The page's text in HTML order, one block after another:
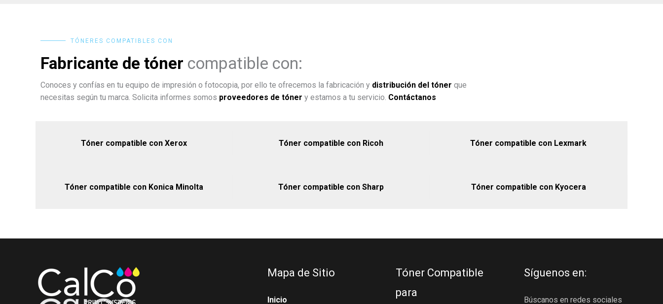
TÓNERES COMPATIBLES CON
Fabricante de tóner compatible con:
Conoces y confías en tu equipo de impresión o fotocopia, por ello te ofrecemos la fabricación y distribución del tóner que
necesitas según tu marca. Solicita informes somos proveedores de tóner y estamos a tu servicio. Contáctanos
Tóner compatible con Xerox Tóner compatible con Ricoh Tóner compatible con Lexmark
Tóner compatible con Konica Minolta Tóner compatible con Sharp Tóner compatible con Kyocera
Mapa de Sitio
Inicio
Tóner Compatible
para
Síguenos en:
Búscanos en redes sociales